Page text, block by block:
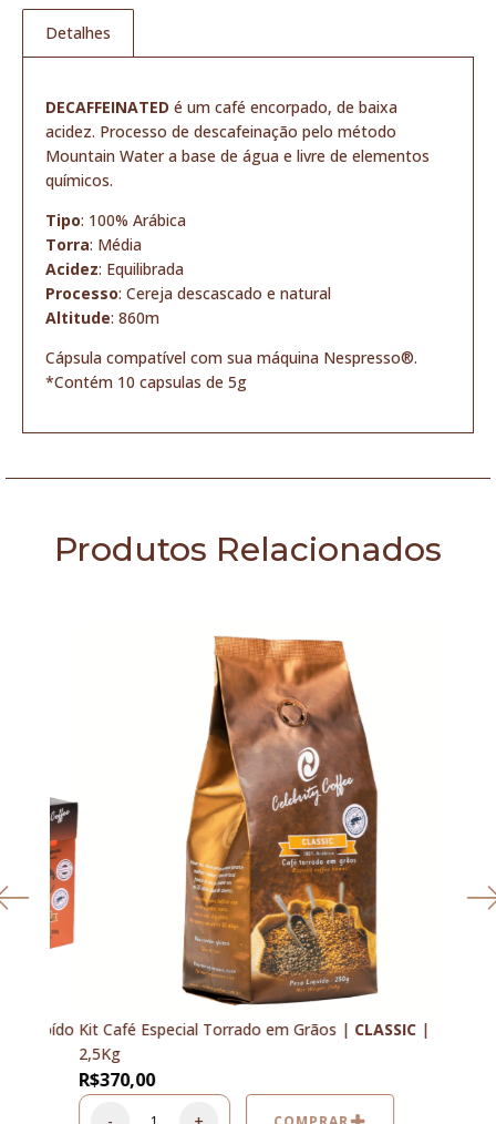
+
Café
Especial
Cápsulas
10
unidades
DECAFFEINATED
Detalhes
DECAFFEINATED é um café encorpado, de baixa
acidez. Processo de descafeinação pelo método
Mountain Water a base de água e livre de elementos
químicos.
Tipo: 100% Arábica
Torra: Média
Acidez: Equilibrada
Processo: Cereja descascado e natural
Altitude: 860m
Cápsula compatível com sua máquina Nespresso®.
*Contém 10 capsulas de 5g
Produtos Relacionados
Kit Café Especial Torrado em Grãos |CLASSIC|
2,5Kg
370,00